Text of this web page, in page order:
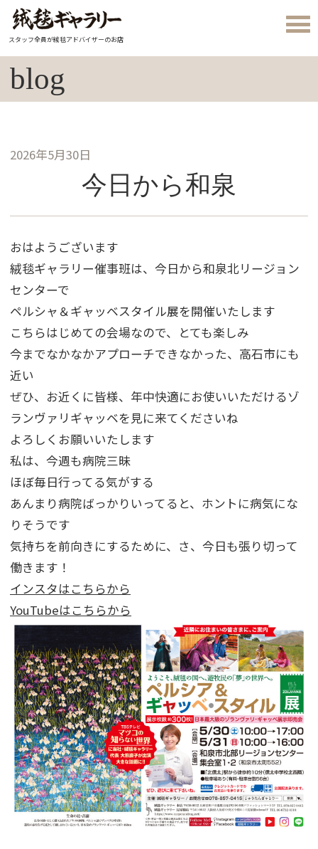
スタッフ全員が絨毯アドバイザーのお店
blog
2026年5月30日
今日から和泉
おはようございます
絨毯ギャラリー催事班は、今日から和泉北リージョン
センターで
ペルシャ＆ギャッベスタイル展を開催いたします
こちらはじめての会場なので、とても楽しみ
今までなかなかアプローチできなかった、高石市にも
近い
ぜひ、お近くに皆様、年中快適にお使いいただけるゾ
ランヴァリギャッベを見に来てくださいね
よろしくお願いいたします
私は、今週も病院三昧
ほぼ毎日行ってる気がする
あんまり病院ばっかりいってると、ホントに病気にな
りそうです
気持ちを前向きにするために、さ、今日も張り切って
働きます！
インスタはこちらから
YouTubeはこちらから